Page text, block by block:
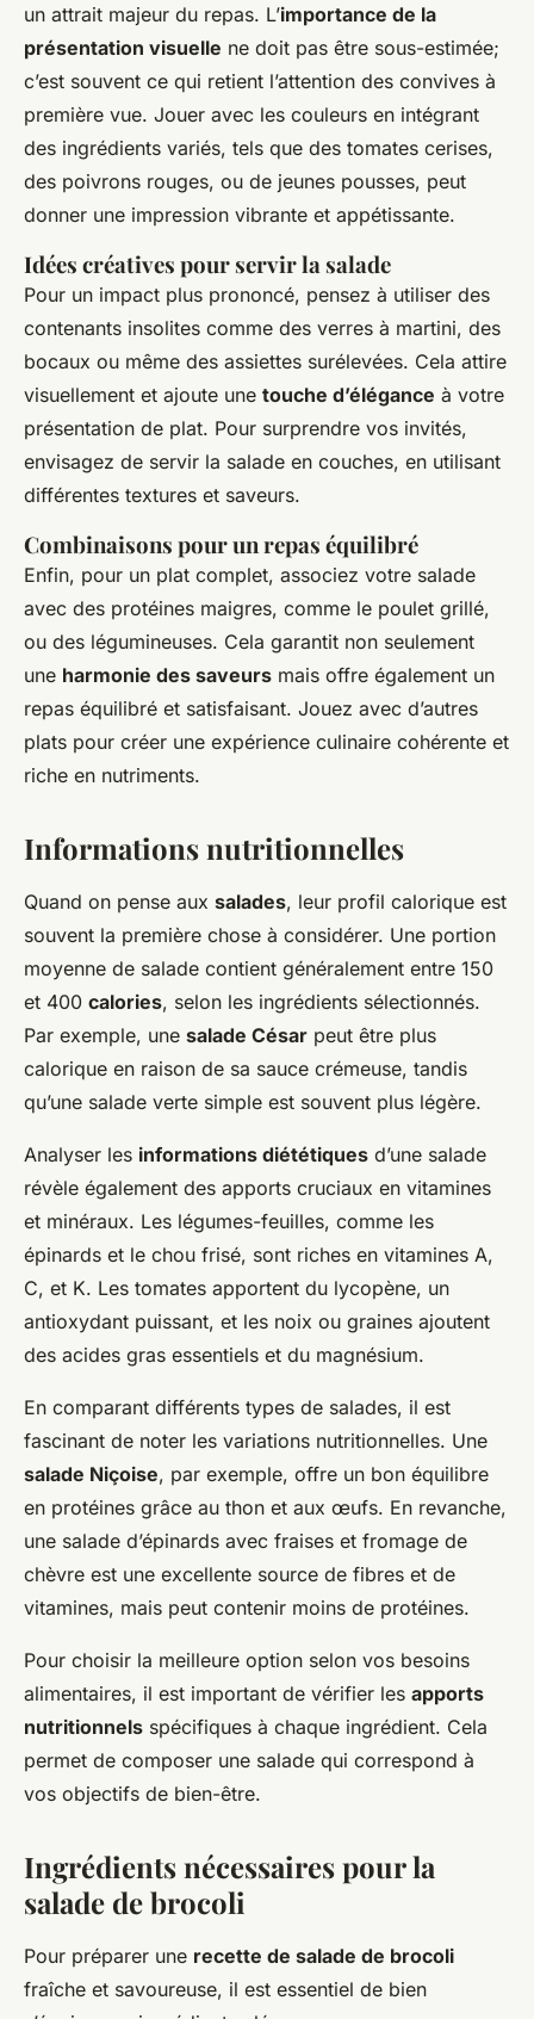
un attrait majeur du repas. L’importance de la
présentation visuelle ne doit pas être sous-estimée;
c’est souvent ce qui retient l’attention des convives à
première vue. Jouer avec les couleurs en intégrant
des ingrédients variés, tels que des tomates cerises,
des poivrons rouges, ou de jeunes pousses, peut
donner une impression vibrante et appétissante.
Idées créatives pour servir la salade
Pour un impact plus prononcé, pensez à utiliser des
contenants insolites comme des verres à martini, des
bocaux ou même des assiettes surélevées. Cela attire
visuellement et ajoute une touche d’élégance à votre
présentation de plat. Pour surprendre vos invités,
envisagez de servir la salade en couches, en utilisant
différentes textures et saveurs.
Combinaisons pour un repas équilibré
Enfin, pour un plat complet, associez votre salade
avec des protéines maigres, comme le poulet grillé,
ou des légumineuses. Cela garantit non seulement
une harmonie des saveurs mais offre également un
repas équilibré et satisfaisant. Jouez avec d’autres
plats pour créer une expérience culinaire cohérente et
riche en nutriments.
Informations nutritionnelles
Quand on pense aux salades, leur profil calorique est
souvent la première chose à considérer. Une portion
moyenne de salade contient généralement entre 150
et 400 calories, selon les ingrédients sélectionnés.
Par exemple, une salade César peut être plus
calorique en raison de sa sauce crémeuse, tandis
qu’une salade verte simple est souvent plus légère.
Analyser les informations diététiques d’une salade
révèle également des apports cruciaux en vitamines
et minéraux. Les légumes-feuilles, comme les
épinards et le chou frisé, sont riches en vitamines A,
C, et K. Les tomates apportent du lycopène, un
antioxydant puissant, et les noix ou graines ajoutent
des acides gras essentiels et du magnésium.
En comparant différents types de salades, il est
fascinant de noter les variations nutritionnelles. Une
salade Niçoise, par exemple, offre un bon équilibre
en protéines grâce au thon et aux œufs. En revanche,
une salade d’épinards avec fraises et fromage de
chèvre est une excellente source de fibres et de
vitamines, mais peut contenir moins de protéines.
Pour choisir la meilleure option selon vos besoins
alimentaires, il est important de vérifier les apports
nutritionnels spécifiques à chaque ingrédient. Cela
permet de composer une salade qui correspond à
vos objectifs de bien-être.
Ingrédients nécessaires pour la
salade de brocoli
Pour préparer une recette de salade de brocoli
fraîche et savoureuse, il est essentiel de bien